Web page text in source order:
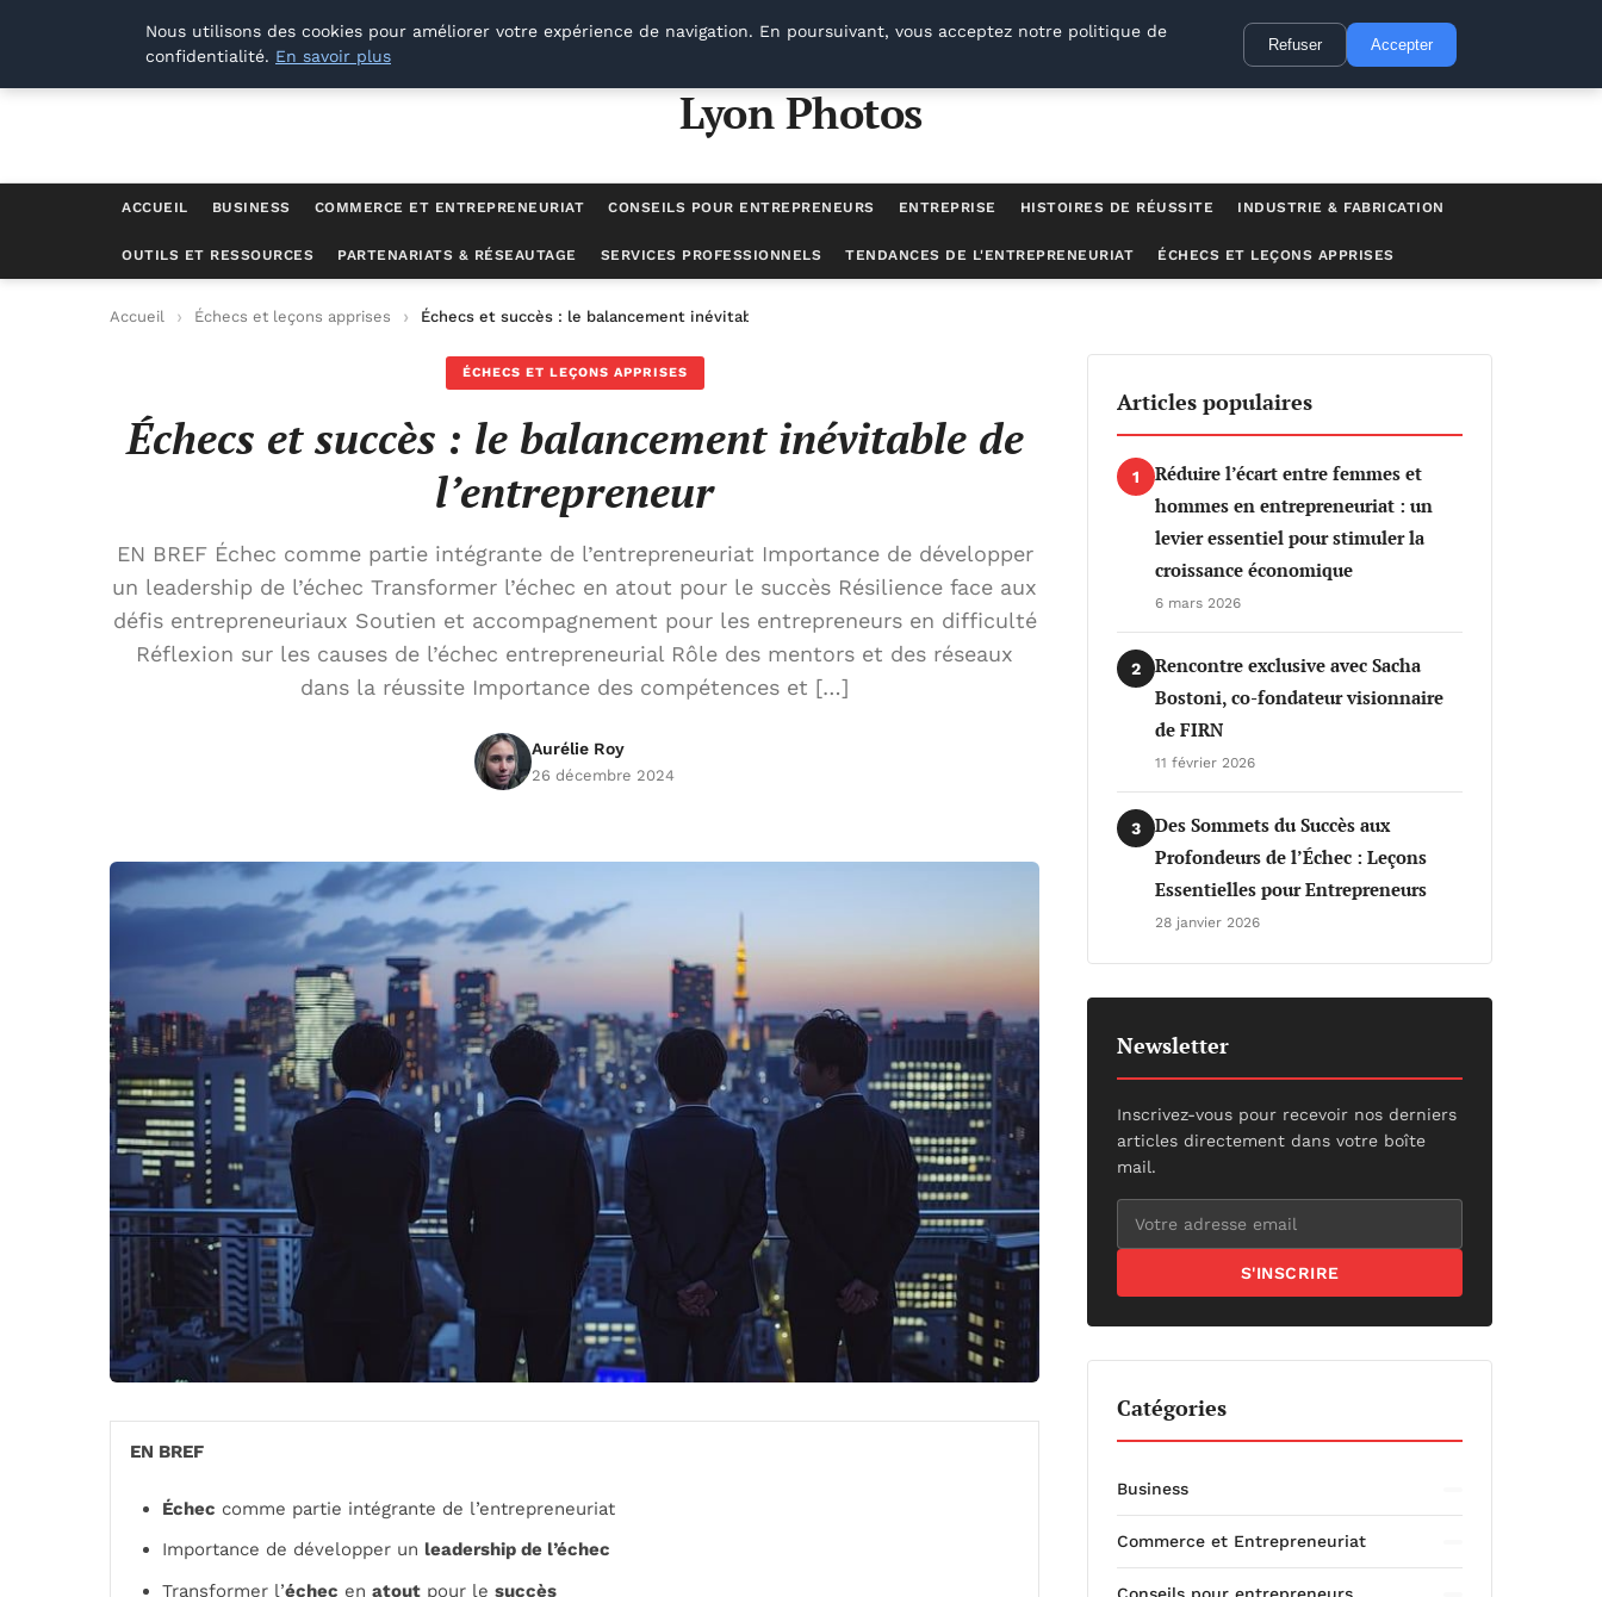
Lyon Photos
Lyon Photos
ACCUEIL BUSINESS COMMERCE ET ENTREPRENEURIAT CONSEILS POUR ENTREPRENEURS ENTREPRISE HISTOIRES DE RÉUSSITE INDUSTRIE & FABRICATION
OUTILS ET RESSOURCES PARTENARIATS & RÉSEAUTAGE SERVICES PROFESSIONNELS TENDANCES DE L'ENTREPRENEURIAT ÉCHECS ET LEÇONS APPRISES
Accueil Échecs et leçons apprises Échecs et succès : le balancement inévitable de l’entrepreneur
ÉCHECS ET LEÇONS APPRISES
Échecs et succès : le balancement inévitable de
l’entrepreneur
EN BREF Échec comme partie intégrante de l’entrepreneuriat Importance de développer
un leadership de l’échec Transformer l’échec en atout pour le succès Résilience face aux
défis entrepreneuriaux Soutien et accompagnement pour les entrepreneurs en difficulté
Réflexion sur les causes de l’échec entrepreneurial Rôle des mentors et des réseaux
dans la réussite Importance des compétences et […]
Aurélie Roy
26 décembre 2024
EN BREF
Échec comme partie intégrante de l’entrepreneuriat
Importance de développer un leadership de l’échec
Transformer l’échec en atout pour le succès
Articles populaires
1
Réduire l’écart entre femmes et
hommes en entrepreneuriat : un
levier essentiel pour stimuler la
croissance économique
6 mars 2026
2
Rencontre exclusive avec Sacha
Bostoni, co-fondateur visionnaire
de FIRN
11 février 2026
3
Des Sommets du Succès aux
Profondeurs de l’Échec : Leçons
Essentielles pour Entrepreneurs
28 janvier 2026
Newsletter
Inscrivez-vous pour recevoir nos derniers
articles directement dans votre boîte
mail.
S'INSCRIRE
Catégories
Business
Commerce et Entrepreneuriat
Nous utilisons des cookies pour améliorer votre expérience de navigation. En poursuivant, vous acceptez notre politique de
confidentialité. En savoir plus
Refuser Accepter